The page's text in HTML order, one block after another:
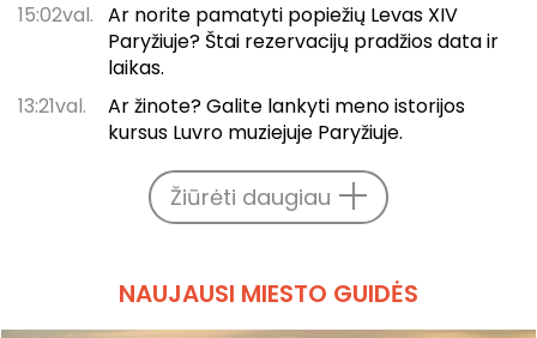
15:02val. Ar norite pamatyti popiežių Levas XIV
Paryžiuje? Štai rezervacijų pradžios data ir
laikas.
13:21val.
Ar žinote? Galite lankyti meno istorijos
kursus Luvro muziejuje Paryžiuje.
Žiūrėti daugiau
NAUJAUSI MIESTO GUIDĖS